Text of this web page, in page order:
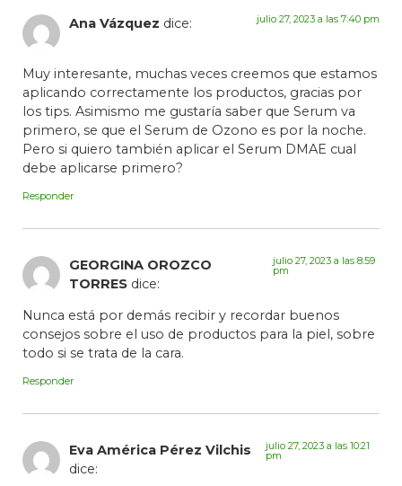
Ana Vázquez dice: julio 27, 2023 a las 7:40 pm
Muy interesante, muchas veces creemos que estamos
aplicando correctamente los productos, gracias por
los tips. Asimismo me gustaría saber que Serum va
primero, se que el Serum de Ozono es por la noche.
Pero si quiero también aplicar el Serum DMAE cual
debe aplicarse primero?
Responder
GEORGINA OROZCO
TORRES dice:
julio 27, 2023 a las 8:59
pm
Nunca está por demás recibir y recordar buenos
consejos sobre el uso de productos para la piel, sobre
todo si se trata de la cara.
Responder
Eva América Pérez Vilchis
dice:
julio 27, 2023 a las 10:21
pm